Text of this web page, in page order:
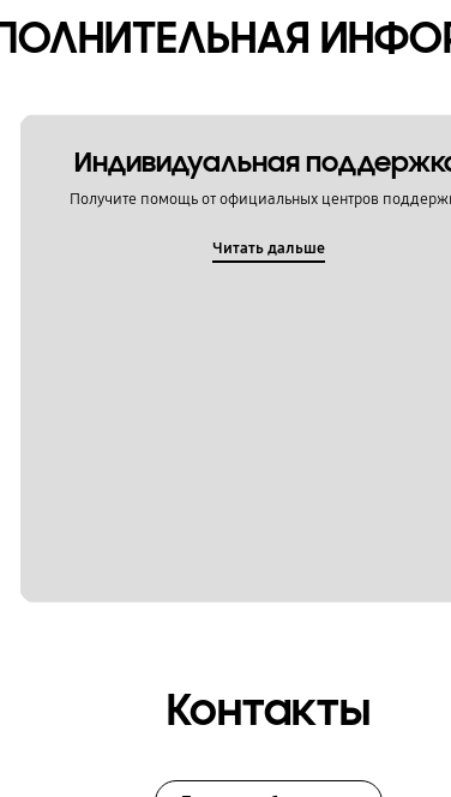
Индивидуальная
Получите помощь от официальных центров
Читать дальше
Контакты